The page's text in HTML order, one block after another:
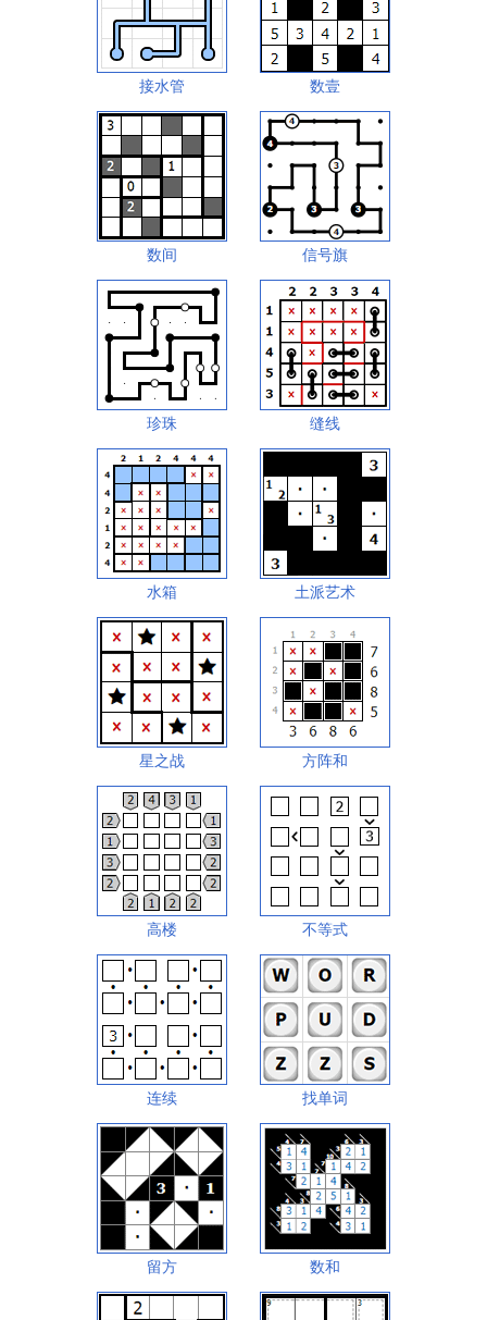
接水管 数壹
数间 信号旗
珍珠 缝线
水箱 土派艺术
星之战 方阵和
高楼 不等式
连续 找单词
留方 数和